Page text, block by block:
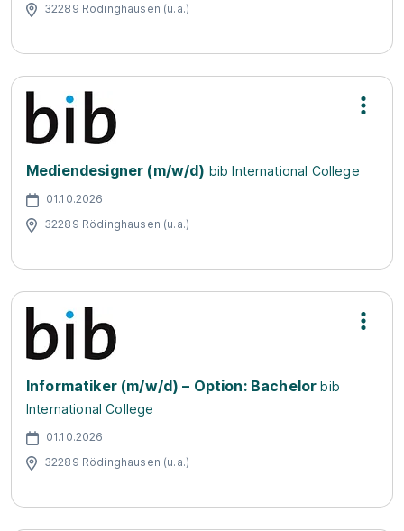
32289 Rödinghausen (u.a.)
Mediendesigner (m/w/d) bib International College
01.10.2026
32289 Rödinghausen (u.a.)
Informatiker (m/w/d) – Option: Bachelor bib
International College
01.10.2026
32289 Rödinghausen (u.a.)